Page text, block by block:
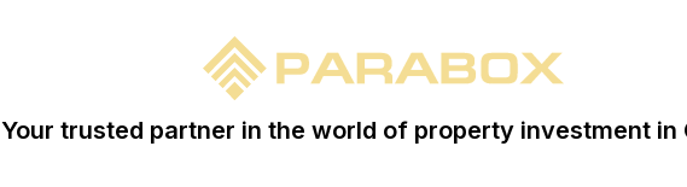
Your trusted partner in the world of property investment in